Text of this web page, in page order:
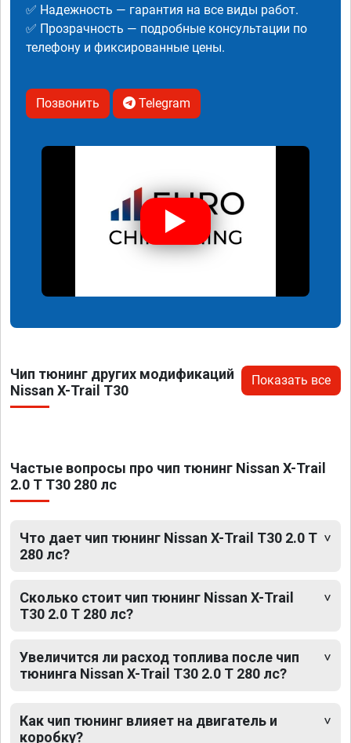
✅ Надежность — гарантия на все виды работ.
✅ Прозрачность — подробные консультации по
телефону и фиксированные цены.
Позвонить Telegram
Чип тюнинг других модификаций
Nissan X-Trail T30
Показать все
Частые вопросы про чип тюнинг Nissan X-Trail
2.0 T T30 280 лс
Что дает чип тюнинг Nissan X-Trail T30 2.0 T
280 лс?
Сколько стоит чип тюнинг Nissan X-Trail
T30 2.0 T 280 лс?
Увеличится ли расход топлива после чип
тюнинга Nissan X-Trail T30 2.0 T 280 лс?
Как чип тюнинг влияет на двигатель и
коробку?